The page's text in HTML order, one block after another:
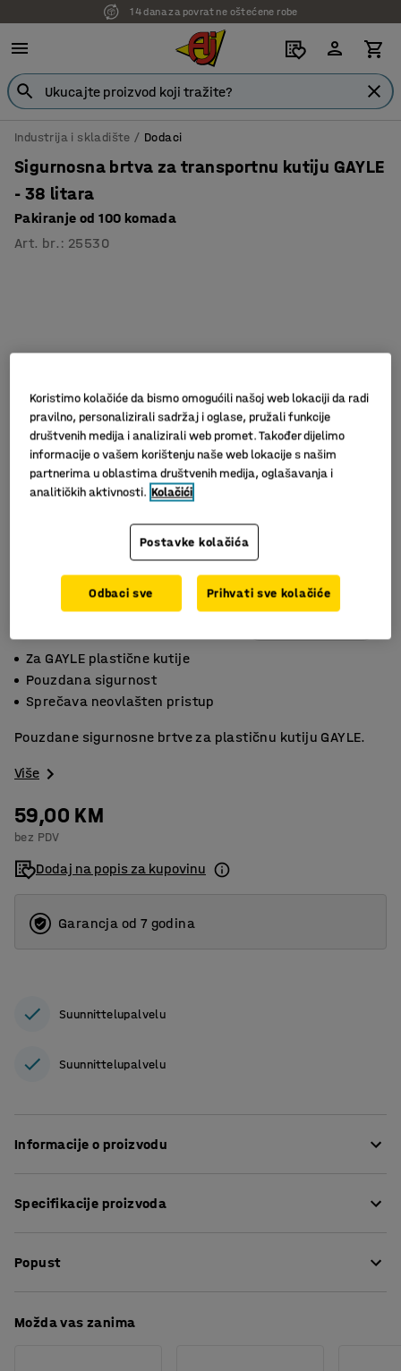
14 dana za povrat ne oštećene robe
Industrija i skladište Dodaci
Sigurnosna brtva za transportnu kutiju GAYLE
- 38 litara
Pakiranje od 100 komada
Art. br. : 25530
Za GAYLE plastične kutije
Pouzdana sigurnost
Sprečava neovlašten pristup
Pouzdane sigurnosne brtve za plastičnu kutiju GAYLE.
Više
59,00 KM
bez PDV
Dodaj na popis za kupovinu
Garancja od 7 godina
Suunnittelupalvelu
Suunnittelupalvelu
Informacije o proizvodu
brtve otporne na neovlašteno otvaranje. Brtve čuvaju
Specifikacije proizvoda
Visina:
Materijal: Polipropilen
Popust
Možda vas zanima
Koristimo kolačiće da bismo omogućili našoj web lokaciji da radi
pravilno, personalizirali sadržaj i oglase, pružali funkcije
društvenih medija i analizirali web promet. Također dijelimo
informacije o vašem korištenju naše web lokacije s našim
partnerima u oblastima društvenih medija, oglašavanja i
analitičkih aktivnosti. Kolačići
Postavke kolačića
Odbaci sve Prihvati sve kolačiće